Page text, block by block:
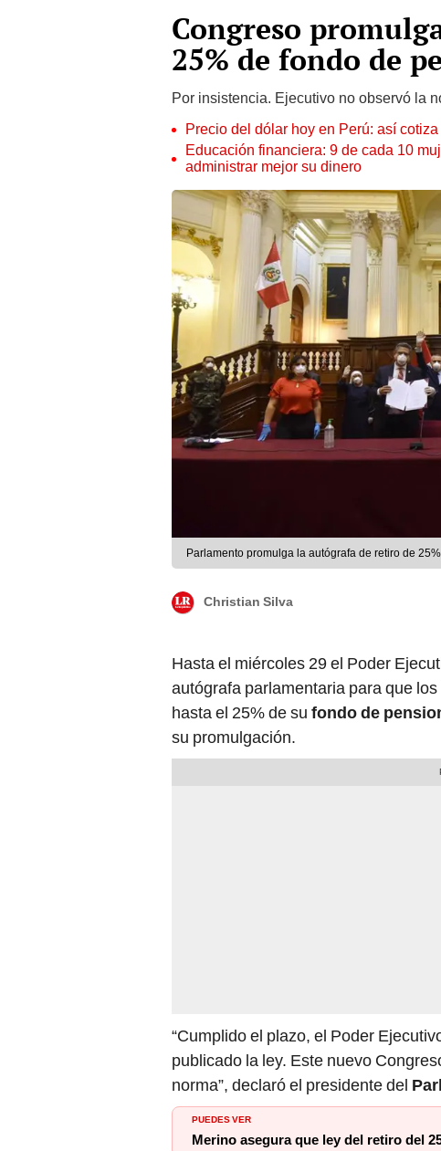
Congreso
25% de fondo de
Por insistencia. Ejecutivo no observó la
Precio del dólar hoy en Perú: así
Educación financiera: 9 de cada 10
administrar mejor su dinero
Parlamento promulga la autógrafa de retiro de
Christian Silva
Hasta el miércoles 29 el Poder
autógrafa parlamentaria para que
hasta el 25% de su fondo de
su promulgación.
“Cumplido el plazo, el Poder
publicado la ley. Este nuevo
norma”, declaró el presidente del
PUEDES VER
Merino asegura que ley del retiro del